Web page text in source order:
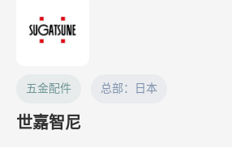
五金配件 总部：日本
世嘉智尼